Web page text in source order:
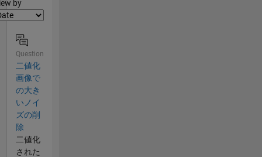
by
Question
二値化
画像で
の大き
いノイ
ズの削
除
二値化
された